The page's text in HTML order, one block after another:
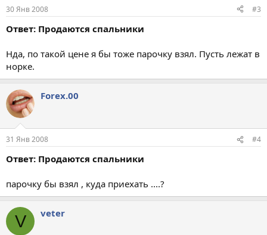
30 Янв 2008 #3
Ответ: Продаются спальники
Нда, по такой цене я бы тоже парочку взял. Пусть лежат в
норке.
Forex.00
31 Янв 2008 #4
Ответ: Продаются спальники
парочку бы взял , куда приехать ....?
V veter